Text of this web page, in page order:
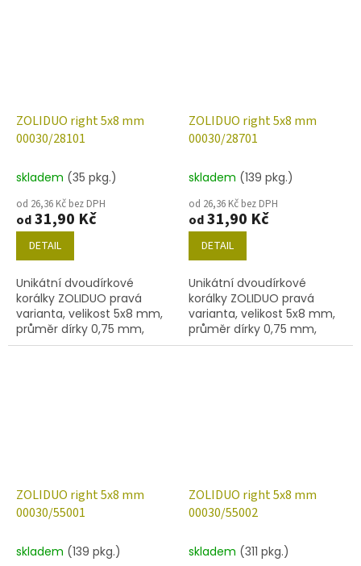
ZOLIDUO right 5x8 mm
00030/28101
skladem (35 pkg.)
od 26,36 Kč bez DPH
od31,90 Kč
DETAIL
Unikátní dvoudírkové
korálky ZOLIDUO pravá
varianta, velikost 5x8 mm,
průměr dírky 0,75 mm,
obsah balení 20 ks nebo
ZOLIDUO right 5x8 mm
00030/28701
skladem (139 pkg.)
od 26,36 Kč bez DPH
od31,90 Kč
DETAIL
Unikátní dvoudírkové
korálky ZOLIDUO pravá
varianta, velikost 5x8 mm,
průměr dírky 0,75 mm,
obsah balení 20 ks nebo
ZOLIDUO right 5x8 mm
00030/55001
skladem (139 pkg.)
ZOLIDUO right 5x8 mm
00030/55002
skladem (311 pkg.)